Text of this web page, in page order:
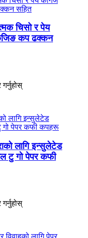
चिसो र पेय
कप ढक्कन
लागि इन्सुलेटेड
टु गो पेपर कफी